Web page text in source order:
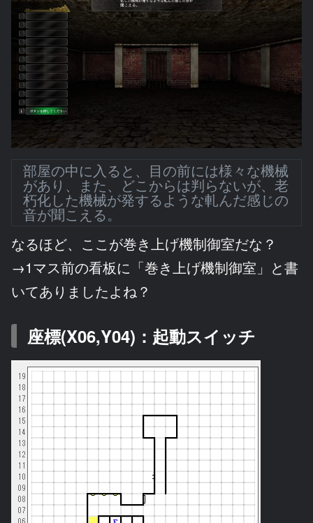
部屋の中に入ると、目の前には様々な機械
があり、また、どこからは判らないが、老
朽化した機械が発するような軋んだ感じの
音が聞こえる。
なるほど、ここが巻き上げ機制御室だな？
→1マス前の看板に「巻き上げ機制御室」と書
いてありましたよね？
座標(X06,Y04)：起動スイッチ